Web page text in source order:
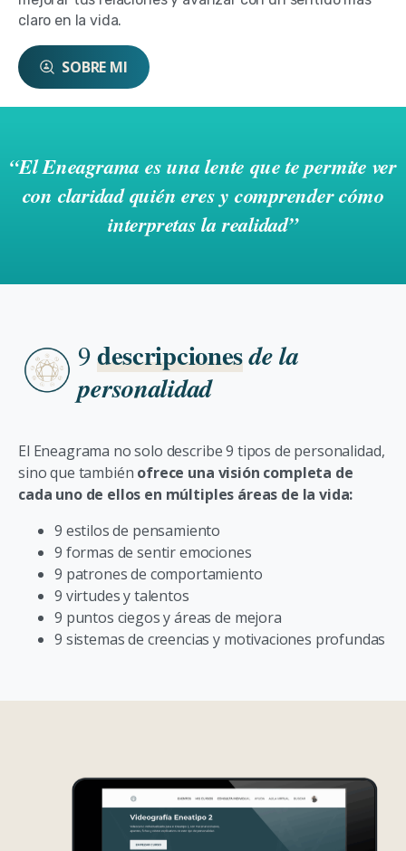
claro en la vida.
SOBRE MI
“ElEneagrama es una lente quete permite ver
con claridadquién eres y comprendercómo
interpretas la realidad”
9descripcionesde la
personalidad
El Eneagrama no solo describe 9 tipos de personalidad,
sino que también ofrece una visión completa de
cada uno de ellos en múltiples áreas de la vida:
9 estilos de pensamiento
9 formas de sentir emociones
9 patrones de comportamiento
9 virtudes y talentos
9 puntos ciegos y áreas de mejora
9 sistemas de creencias y motivaciones profundas